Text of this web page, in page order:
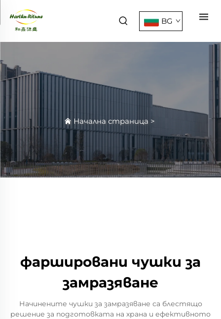
BG
Начална страница >
фаршировани чушки за
замразяване
Начинените чушки за замразяване са блестящо
решение за подготовката на храна и ефективното